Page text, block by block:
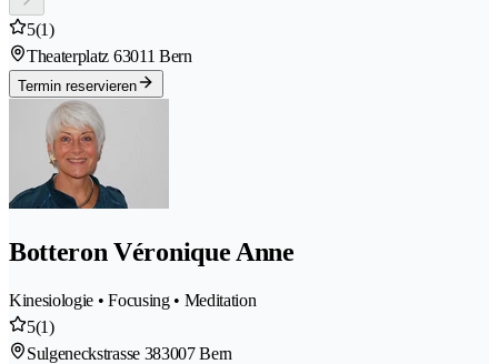
5(1)
Theaterplatz 63011 Bern
Termin reservieren
Botteron Véronique Anne
Kinesiologie • Focusing • Meditation
5(1)
Sulgeneckstrasse 383007 Bern